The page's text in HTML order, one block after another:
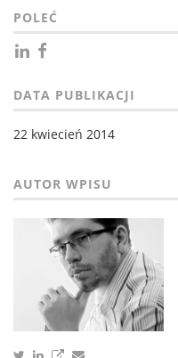
POLEĆ
DATA PUBLIKACJI
22 kwiecień 2014